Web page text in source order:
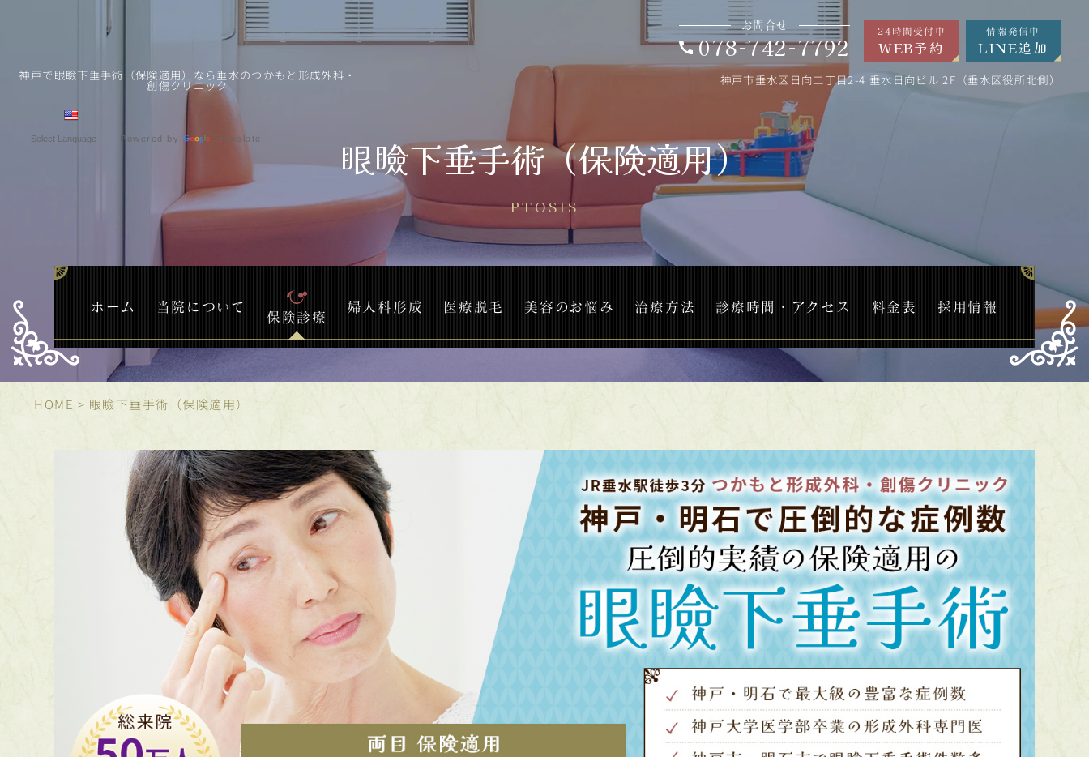
神戸で眼瞼下垂手術（保険適用）なら垂水のつかもと形成外科・
創傷クリニック
Powered by Translate
お問合せ
078-742-7792
24時間受付中
WEB予約
情報発信中
LINE追加
神戸市垂水区日向二丁目2-4 垂水日向ビル 2F（垂水区役所北側）
眼瞼下垂手術（保険適用）
PTOSIS
HOME > 眼瞼下垂手術（保険適用）
ホーム 当院について
保険診療
婦人科形成 医療脱毛 美容のお悩み 治療方法 診療時間・アクセス 料金表 採用情報